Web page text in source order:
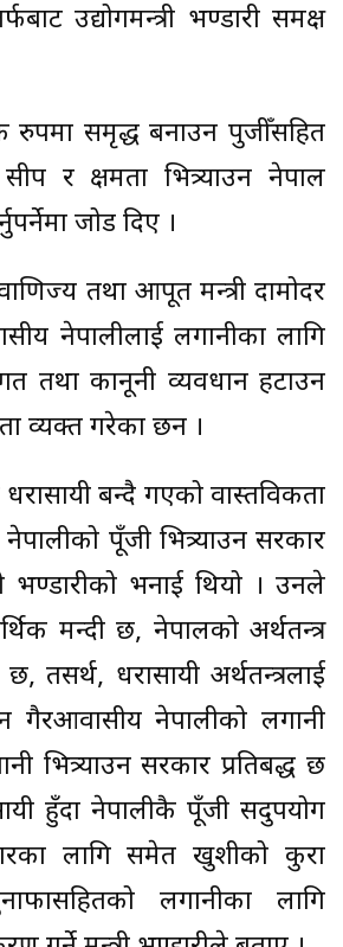
उद्योगमन्त्री भण्डारी समक्ष
समृद्ध बनाउन पुजीँसहित
र क्षमता भित्र्याउन नेपाल
जोड दिए ।
तथा आपूर्ति मन्त्री दामोदर
नेपालीलाई लगानीका लागि
तथा कानूनी व्यवधान हटाउन
व्यक्त गरेका छन ।
धरासायी बन्दै गएको वास्तविकता
पूँजी भित्र्याउन सरकार
भण्डारीको भनाई थियो । उनले
मन्दी छ, नेपालको अर्थतन्त्र
तसर्थ, धरासायी अर्थतन्त्रलाई
गैरआवासीय नेपालीको लगानी
भित्र्याउन सरकार प्रतिबद्ध छ
हुँदा नेपालीकै पूँजी सदुपयोग
लागि समेत खुशीको कुरा
लगानीका लागि